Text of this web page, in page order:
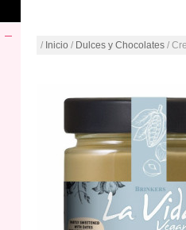
/ Inicio / Dulces y Chocolates /